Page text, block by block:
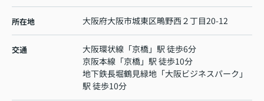
所在地 大阪府大阪市城東区鴫野西２丁目20-12
交通 大阪環状線 「京橋」駅 徒歩6分
京阪本線 「京橋」駅 徒歩10分
地下鉄長堀鶴見緑地 「大阪ビジネスパーク 」
駅 徒歩10分